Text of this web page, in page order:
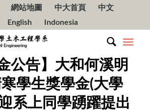
網站地圖 中大首頁
中文
English
Indonesia
公告】大和何溪明
學生獎學金(大學
系上同學踴躍提出